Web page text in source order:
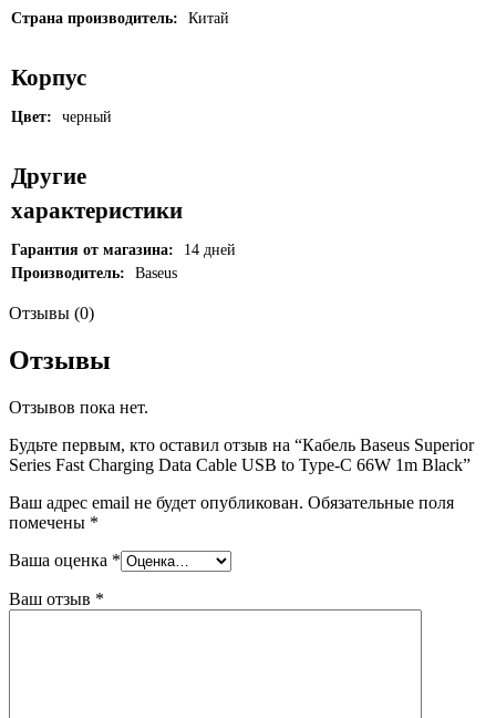
Страна производитель: Китай
Корпус
Цвет: черный
Другие
характеристики
Гарантия от магазина:
14 дней
Производитель:
Baseus
Отзывы (0)
Отзывы
Отзывов пока нет.
Будьте первым, кто оставил отзыв на “Кабель Baseus Superior
Series Fast Charging Data Cable USB to Type-C 66W 1m Black”
Ваш адрес email не будет опубликован. Обязательные поля
помечены *
Ваша оценка *
Ваш отзыв *